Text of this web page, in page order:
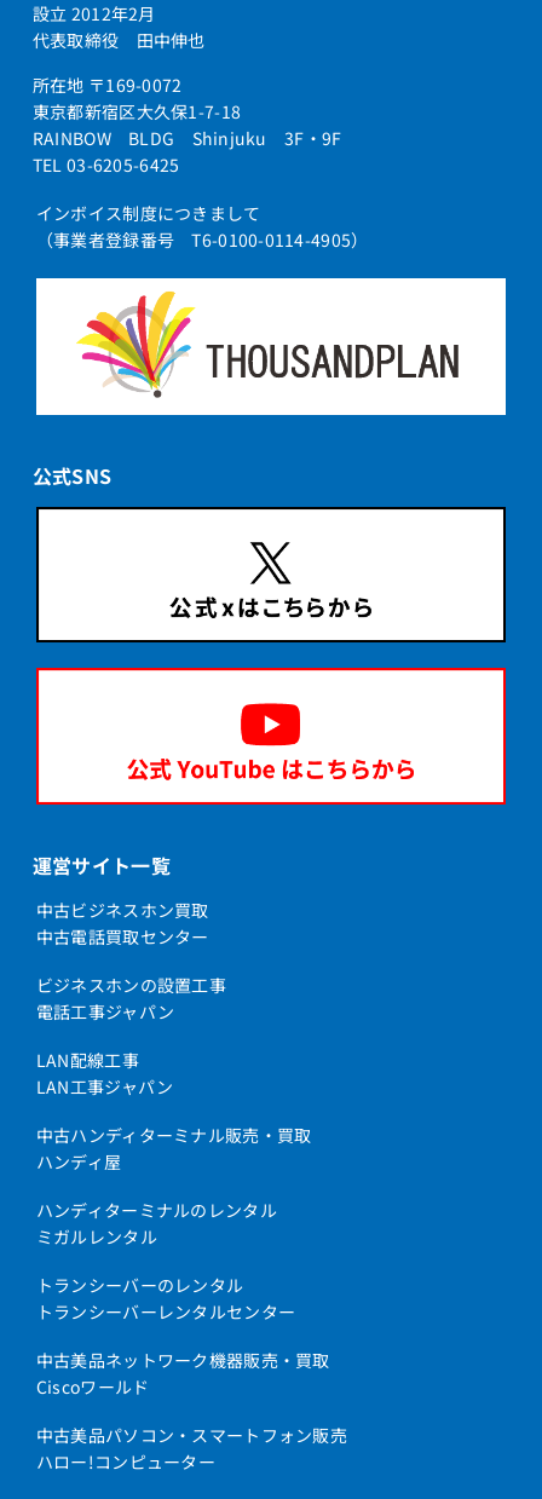
設立 2012年2月
代表取締役 田中伸也
所在地 〒169-0072
東京都新宿区大久保1-7-18
RAINBOW BLDG Shinjuku 3F・9F
TEL 03-6205-6425
インボイス制度につきまして
（事業者登録番号 T6-0100-0114-4905）
公式SNS
運営サイト一覧
中古ビジネスホン買取
中古電話買取センター
ビジネスホンの設置工事
電話工事ジャパン
LAN配線工事
LAN工事ジャパン
中古ハンディターミナル販売・買取
ハンディ屋
ハンディターミナルのレンタル
ミガルレンタル
トランシーバーのレンタル
トランシーバーレンタルセンター
中古美品ネットワーク機器販売・買取
Ciscoワールド
中古美品パソコン・スマートフォン販売
ハロー!コンピューター